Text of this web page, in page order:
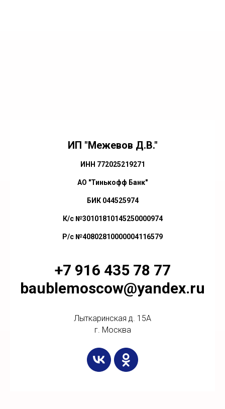
ИП "Межевов Д.В."
ИНН 772025219271
АО "Тинькофф Банк"
БИК 044525974
К/с №30101810145250000974
Р/с №40802810000004116579
+7 916 435 78 77
baublemoscow@yandex.ru
Лыткаринская д. 15А
г. Москва